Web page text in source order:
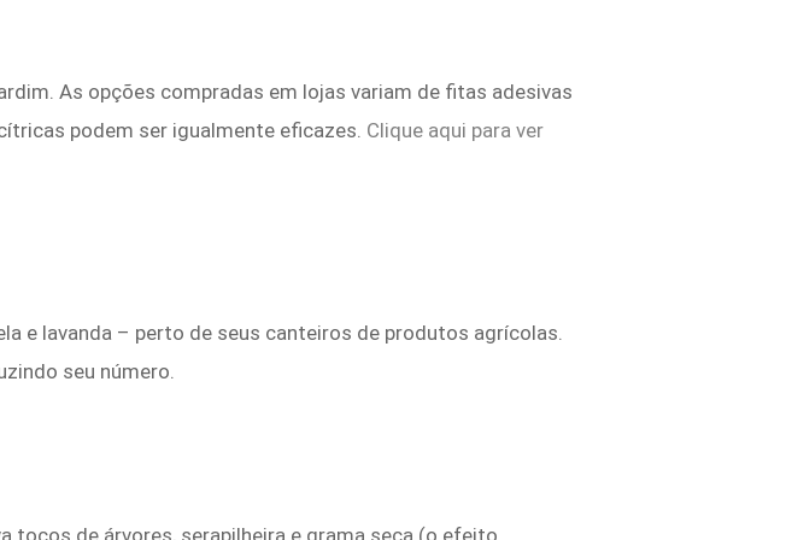
As opções compradas em lojas variam de fitas adesivas
podem ser igualmente eficazes. Clique aqui para ver
e lavanda – perto de seus canteiros de produtos agrícolas.
seu número.
tocos de árvores, serapilheira e grama seca (o efeito